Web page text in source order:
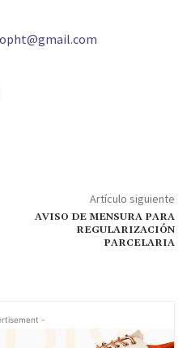
Artículo siguiente
AVISO DE MENSURA PARA
REGULARIZACIÓN
PARCELARIA
-